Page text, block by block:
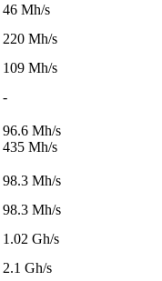
46 Mh/s
220 Mh/s
109 Mh/s
-
96.6 Mh/s
435 Mh/s
98.3 Mh/s
98.3 Mh/s
1.02 Gh/s
2.1 Gh/s